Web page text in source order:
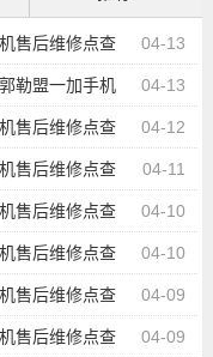
04-13
售后维修点查
04-13
勒盟一加手机
04-12
售后维修点查
04-11
售后维修点查
04-10
售后维修点查
04-10
售后维修点查
04-09
售后维修点查
04-09
售后维修点查